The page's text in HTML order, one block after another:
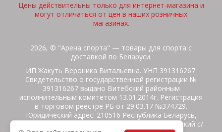
Цены действительны только для интернет-магазина и
могут отличаться от цен в наших розничных
магазинах.
2026, © "Арена спорта" — товары для спорта с
доставкой по Беларуси.
ИП Жакуть Вероника Витальевна. УНП 391316267.
Свидетельство о государственной регистрации №
391316267 выдано Витебский районным
исполнительным комитетом 13.01.2014г. Регистрация
в торговом реестре РБ от 29.03.17 №374729.
Юридический адрес: 210516 Республика Беларусь,
Витебская область, Витебский район, Бабиничский с/